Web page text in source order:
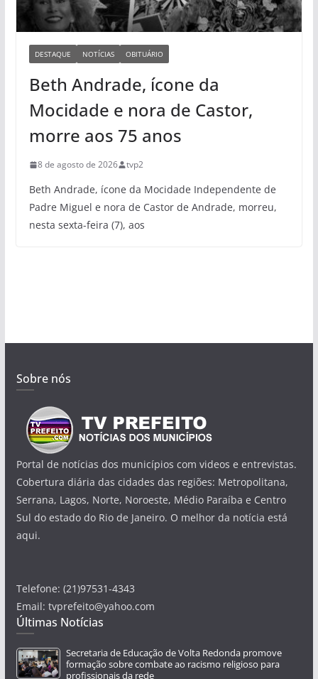
DESTAQUE NOTÍCIAS OBITUÁRIO
Beth Andrade, ícone da
Mocidade e nora de Castor,
morre aos 75 anos
8 de agosto de 2026 tvp2
Beth Andrade, ícone da Mocidade Independente de
Padre Miguel e nora de Castor de Andrade, morreu,
nesta sexta-feira (7), aos
Sobre nós
Portal de notícias dos municípios com videos e entrevistas.
Cobertura diária das cidades das regiões: Metropolitana,
Serrana, Lagos, Norte, Noroeste, Médio Paraíba e Centro
Sul do estado do Rio de Janeiro. O melhor da notícia está
aqui.
Telefone: (21)97531-4343
Email: tvprefeito@yahoo.com
Últimas Notícias
Secretaria de Educação de Volta Redonda promove
formação sobre combate ao racismo religioso para
profissionais da rede